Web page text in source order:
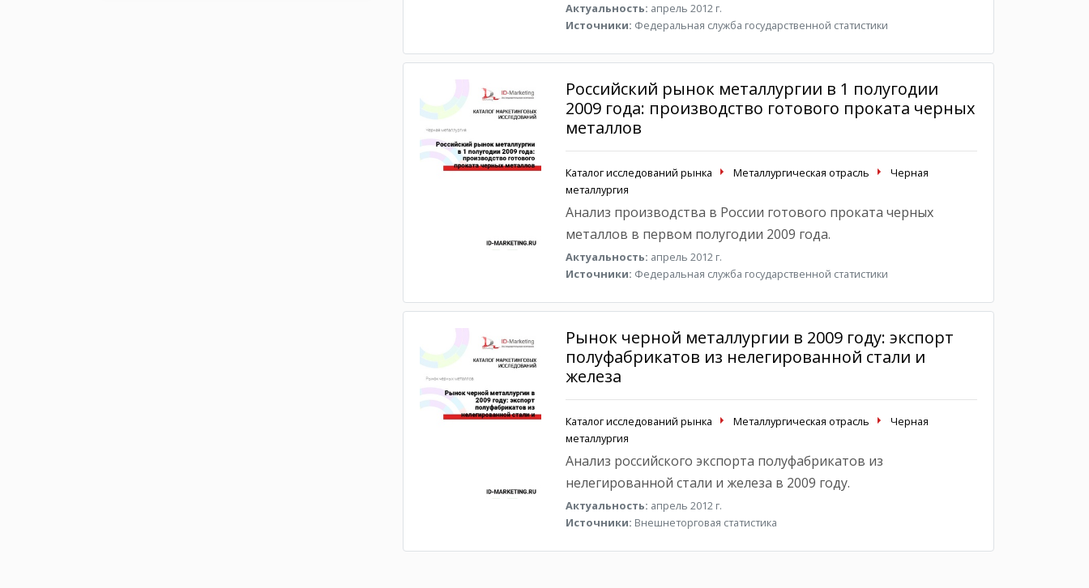
Актуальность: апрель 2012 г.
Источники: Федеральная служба государственной статистики
Российский рынок металлургии в 1 полугодии
2009 года: производство готового проката черных
металлов
Каталог исследований рынка Металлургическая отрасль
Черная
металлургия
Анализ производства в России готового проката черных
металлов в первом полугодии 2009 года.
Актуальность: апрель 2012 г.
Источники: Федеральная служба государственной статистики
Рынок черной металлургии в 2009 году: экспорт
полуфабрикатов из нелегированной стали и
железа
Каталог исследований рынка Металлургическая отрасль
Черная
металлургия
Анализ российского экспорта полуфабрикатов из
нелегированной стали и железа в 2009 году.
Актуальность: апрель 2012 г.
Источники: Внешнеторговая статистика